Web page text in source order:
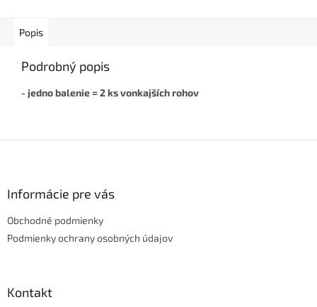
Popis
Podrobný popis
- jedno balenie = 2 ks vonkajších rohov
Informácie pre vás
Obchodné podmienky
Podmienky ochrany osobných údajov
Kontakt